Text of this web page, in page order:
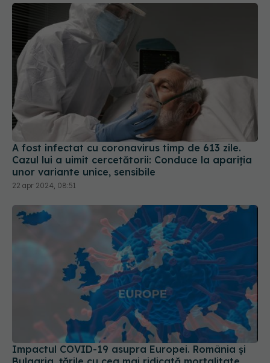
A fost infectat cu coronavirus timp de 613 zile.
Cazul lui a uimit cercetătorii: Conduce la apariția
unor variante unice, sensibile
22 apr 2024, 08:51
Impactul COVID-19 asupra Europei. România și